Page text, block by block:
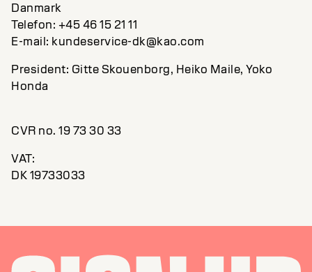
Danmark
Telefon: +45 46 15 21 11
E-mail: kundeservice-dk@kao.com
President: Gitte Skouenborg, Heiko Maile, Yoko
Honda
CVR no. 19 73 30 33
VAT:
DK 19733033